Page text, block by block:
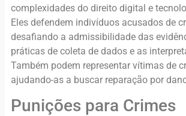
complexidades do direito digital e
Eles defendem indivíduos acusados de
desafiando a admissibilidade das
práticas de coleta de dados e as
Também podem representar vítimas de
ajudando-as a buscar reparação por
Punições para Crimes